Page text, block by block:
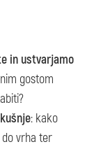
in ustvarjamo
gostom
: kako
vrha ter